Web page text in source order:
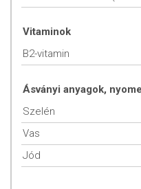
Indiai csalán: 240 mg
-forskolin: 24 mg
Kudzu kivonat: 150 mg
Keserű narancs
- szinefrin: 3 mg
Barna alga kivonat: 70
Szelén: 60 mcg (109%
Vitaminok
B2-vitamin
Ásványi anyagok,
Szelén
Vas
Jód